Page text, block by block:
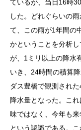
ているが、当日16時
した。どれぐらいの
て、この雨が1年間の
かということを分析
が、1ミリ以上の降水
いき、24時間の積算
ダス豊橋で観測され
降水量となった。こ
味ではなく、今年も
という認識である。